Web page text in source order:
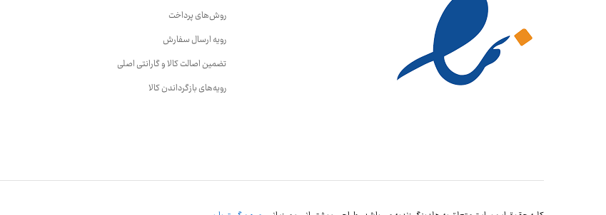
روش‌های پرداخت
رویه ارسال سفارش
تضمین اصالت کالا و گارانتی اصلی
رویه‌های بازگرداندن کالا